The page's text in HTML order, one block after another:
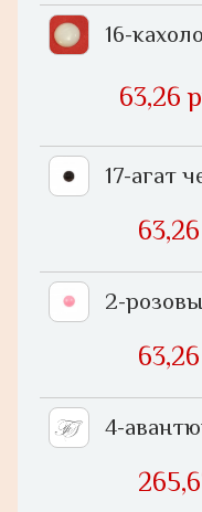
16-
63,26
17-агат
2-
4-